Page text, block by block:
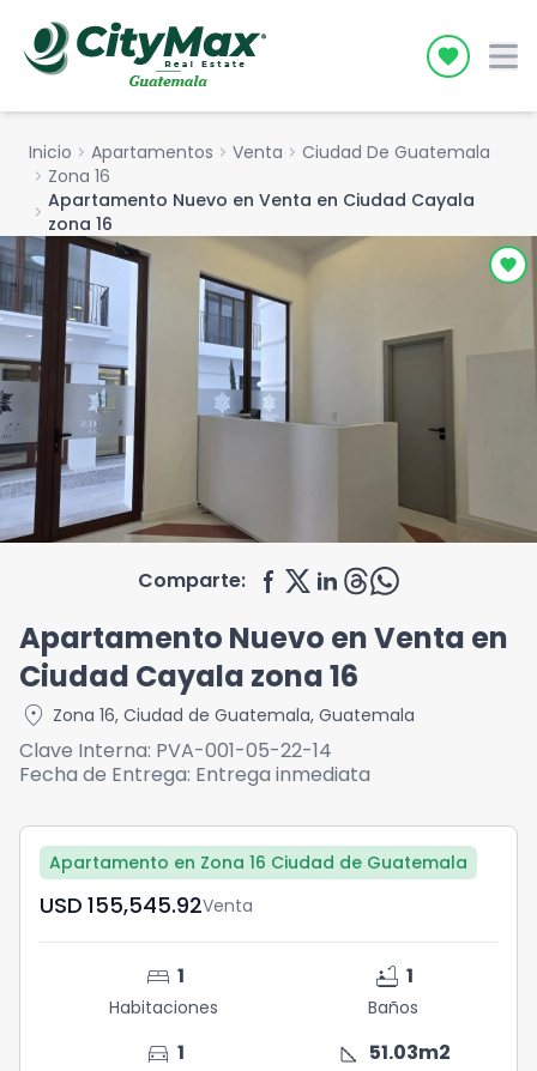
Icon
Inicio chevron_right Apartamentos chevron_right Venta chevron_right Ciudad De Guatemala
chevron_right Zona 16
chevron_right Apartamento Nuevo en Venta en Ciudad Cayala
zona 16
Comparte:
Apartamento Nuevo en Venta en
Ciudad Cayala zona 16
location_on Zona 16, Ciudad de Guatemala, Guatemala
Clave Interna: PVA-001-05-22-14
Fecha de Entrega: Entrega inmediata
Apartamento en Zona 16 Ciudad de Guatemala
USD	155,545.92Venta
bed 1
Habitaciones
bathtub 1
Baños
directions_car 1 square_foot 51.03m2